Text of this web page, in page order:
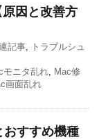
因と改善方
記事,
トラブルシュ
モニタ乱れ, Mac修
画面乱れ
おすすめ機種